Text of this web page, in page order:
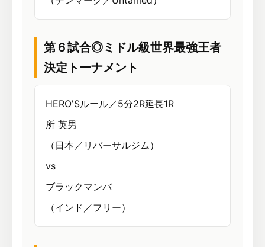
第６試合◎ミドル級世界最強王者
決定トーナメント
HERO'Sルール／5分2R延長1R
所 英男
（日本／リバーサルジム）
vs
ブラックマンバ
（インド／フリー）